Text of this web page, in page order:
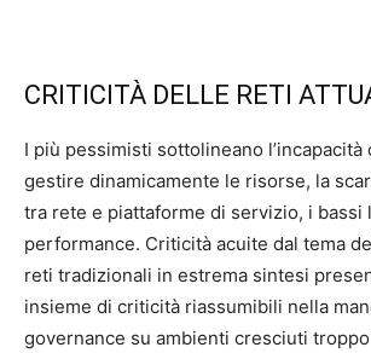
CRITICITÀ DELLE RETI
I più pessimisti sottolineano l’incapacità
gestire dinamicamente le risorse, la
tra rete e piattaforme di servizio, i bassi
performance. Criticità acuite dal tema
reti tradizionali in estrema sintesi
insieme di criticità riassumibili nella
governance su ambienti cresciuti